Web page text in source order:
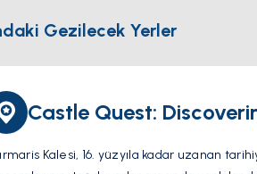
Gezilecek Yerler
Castle Quest:
Kalesi, 16. yüzyıla kadar uzanan